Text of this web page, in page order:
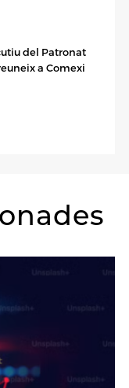
del Patronat
a Comexi